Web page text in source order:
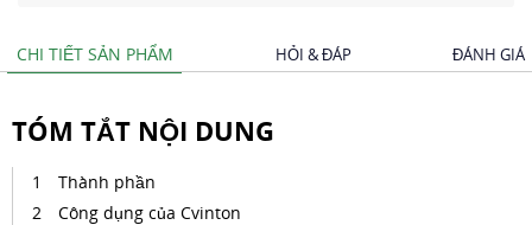
CHI TIẾT SẢN PHẨM HỎI & ĐÁP ĐÁNH GIÁ
TÓM TẮT NỘI DUNG
Thành phần
Công dụng của Cvinton